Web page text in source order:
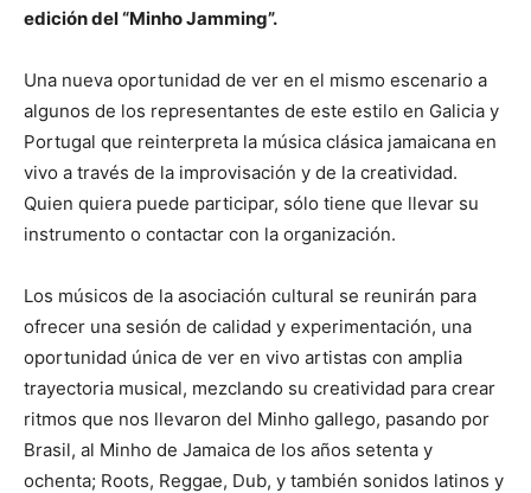
edición del “Minho Jamming”.
Una nueva oportunidad de ver en el mismo escenario a
algunos de los representantes de este estilo en Galicia y
Portugal que reinterpreta la música clásica jamaicana en
vivo a través de la improvisación y de la creatividad.
Quien quiera puede participar, sólo tiene que llevar su
instrumento o contactar con la organización.
Los músicos de la asociación cultural se reunirán para
ofrecer una sesión de calidad y experimentación, una
oportunidad única de ver en vivo artistas con amplia
trayectoria musical, mezclando su creatividad para crear
ritmos que nos llevaron del Minho gallego, pasando por
Brasil, al Minho de Jamaica de los años setenta y
ochenta; Roots, Reggae, Dub, y también sonidos latinos y